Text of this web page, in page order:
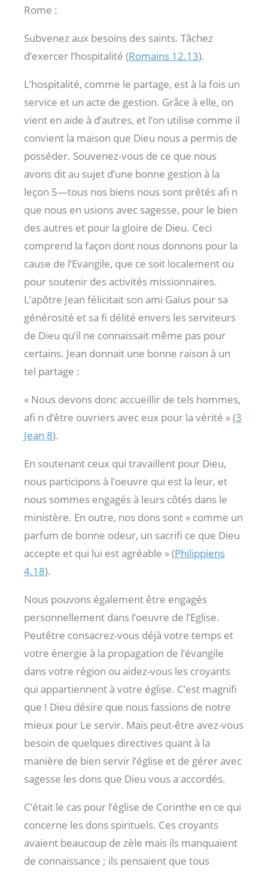
Rome :
Subvenez aux besoins des saints. Tâchez
d’exercer l’hospitalité (Romains 12.13).
L’hospitalité, comme le partage, est à la fois un
service et un acte de gestion. Grâce à elle, on
vient en aide à d’autres, et l’on utilise comme il
convient la maison que Dieu nous a permis de
posséder. Souvenez-vous de ce que nous
avons dit au sujet d’une bonne gestion à la
leçon 5—tous nos biens nous sont prêtés afi n
que nous en usions avec sagesse, pour le bien
des autres et pour la gloire de Dieu. Ceci
comprend la façon dont nous donnons pour la
cause de l’Evangile, que ce soit localement ou
pour soutenir des activités missionnaires.
L’apôtre Jean félicitait son ami Gaïus pour sa
générosité et sa fi délité envers les serviteurs
de Dieu qu’il ne connaissait même pas pour
certains. Jean donnait une bonne raison à un
tel partage :
« Nous devons donc accueillir de tels hommes,
afi n d’être ouvriers avec eux pour la vérité » (3
Jean 8).
En soutenant ceux qui travaillent pour Dieu,
nous participons à l’oeuvre qui est la leur, et
nous sommes engagés à leurs côtés dans le
ministère. En outre, nos dons sont « comme un
parfum de bonne odeur, un sacrifi ce que Dieu
accepte et qui lui est agréable » (Philippiens
4.18).
Nous pouvons également être engagés
personnellement dans l’oeuvre de l’Eglise.
Peutêtre consacrez-vous déjà votre temps et
votre énergie à la propagation de l’évangile
dans votre région ou aidez-vous les croyants
qui appartiennent à votre église. C’est magnifi
que ! Dieu désire que nous fassions de notre
mieux pour Le servir. Mais peut-être avez-vous
besoin de quelques directives quant à la
manière de bien servir l’église et de gérer avec
sagesse les dons que Dieu vous a accordés.
C’était le cas pour l’église de Corinthe en ce qui
concerne les dons spirituels. Ces croyants
avaient beaucoup de zèle mais ils manquaient
de connaissance ; ils pensaient que tous